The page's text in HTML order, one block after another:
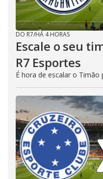
DO R7/HÁ 4 HORAS
Escale o seu
R7 Esportes
É hora de escalar o Timão